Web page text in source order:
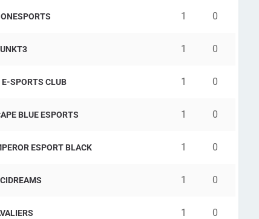
1 0
1 0
E-SPORTS CLUB 1 0
BLUE ESPORTS 1 0
ESPORT BLACK 1 0
1 0
1 0